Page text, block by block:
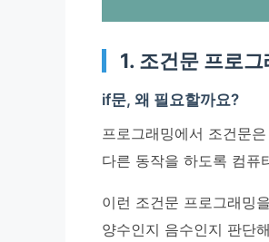
1. 조건문 프로
if문, 왜 필요할까요?
프로그래밍에서 조건문
다른 동작을 하도록 컴퓨
이런 조건문 프로그래밍
양수인지 음수인지 판단